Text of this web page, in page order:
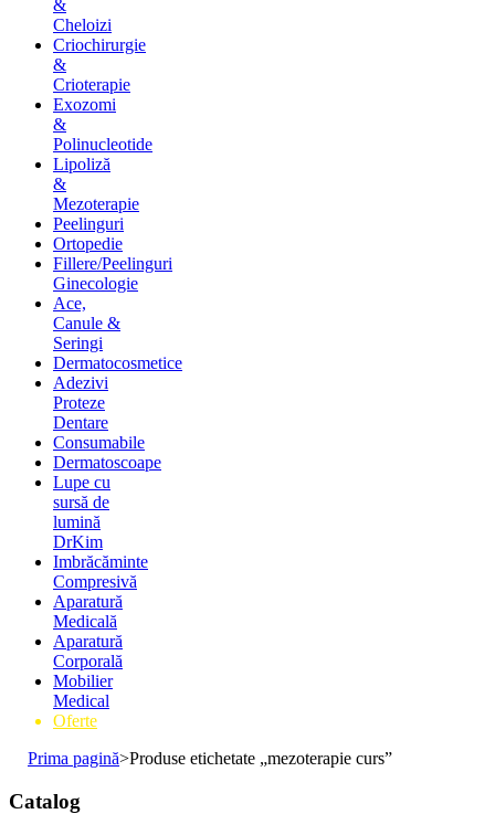
&
Cheloizi
Criochirurgie
&
Crioterapie
Exozomi
&
Polinucleotide
Lipoliză
&
Mezoterapie
Peelinguri
Ortopedie
Fillere/Peelinguri
Ginecologie
Ace,
Canule &
Seringi
Dermatocosmetice
Adezivi
Proteze
Dentare
Consumabile
Dermatoscoape
Lupe cu
sursă de
lumină
DrKim
Imbrăcăminte
Compresivă
Aparatură
Medicală
Aparatură
Corporală
Mobilier
Medical
Oferte
Prima pagină>Produse etichetate „mezoterapie curs”
Catalog